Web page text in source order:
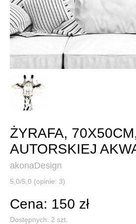
ŻYRAFA,
AUTORSKIEJ
akonaDesign
5,0/5,0 (opinie: 3)
Cena: 150 zł
Dostępnych: 2 szt.